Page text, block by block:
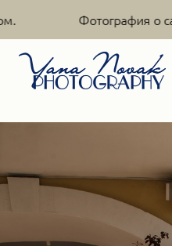
о самом главном.